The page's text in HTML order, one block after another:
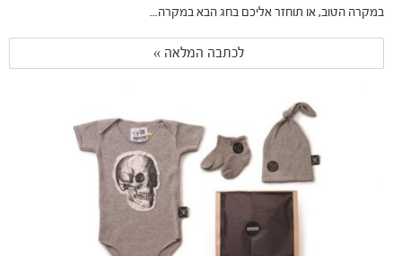
במקרה הטוב, או תוחזר אליכם בחג הבא במקרה...
לכתבה המלאה »